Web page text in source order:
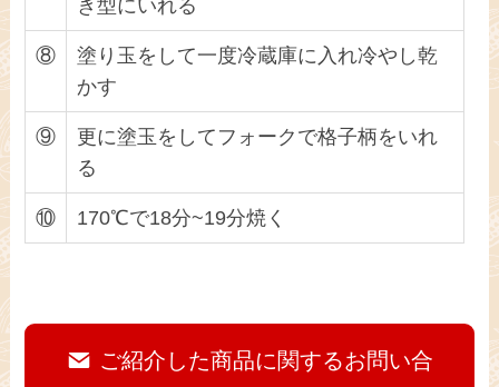
き型にいれる
⑧
塗り玉をして一度冷蔵庫に入れ冷やし乾
かす
⑨
更に塗玉をしてフォークで格子柄をいれ
る
⑩ 170℃で18分~19分焼く
ご紹介した商品に関するお問い合